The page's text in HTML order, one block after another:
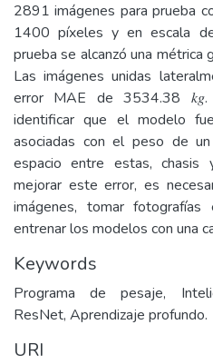
2891 imágenes para prueba
1400 píxeles y en escala
prueba se alcanzó una
Las imágenes unidas
error MAE de 3534.38
identificar que el modelo
asociadas con el peso de
espacio entre estas, chasis
mejorar este error, es
imágenes, tomar
entrenar los modelos con una
Keywords
Programa de pesaje,
ResNet, Aprendizaje profundo.
URI